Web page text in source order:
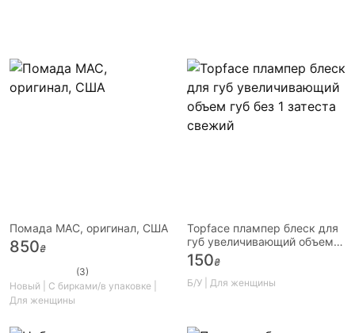
Помада MAC, оригинал, США
850₴
(3)
Новый | С бирками/в упаковке |
Для женщины
Topface плампер блеск для
губ увеличивающий объем
губ без 1 затеста свежий
150₴
Б/У | Для женщины